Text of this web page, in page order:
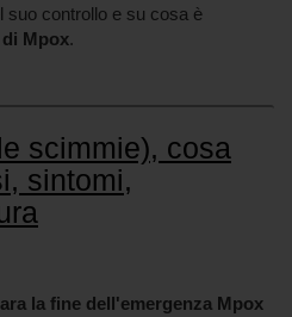
suo controllo e su cosa è
Mpox.
scimmie), cosa
sintomi,
la fine dell'emergenza Mpox